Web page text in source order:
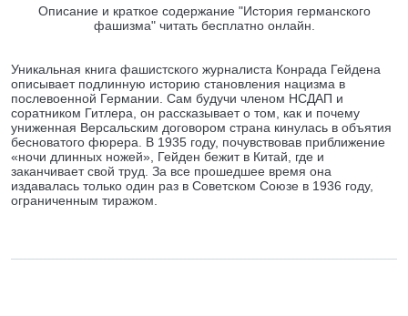
Описание и краткое содержание "История германского
фашизма" читать бесплатно онлайн.
Уникальная книга фашистского журналиста Конрада Гейдена
описывает подлинную историю становления нацизма в
послевоенной Германии. Сам будучи членом НСДАП и
соратником Гитлера, он рассказывает о том, как и почему
униженная Версальским договором страна кинулась в объятия
бесноватого фюрера. В 1935 году, почувствовав приближение
«ночи длинных ножей», Гейден бежит в Китай, где и
заканчивает свой труд. За все прошедшее время она
издавалась только один раз в Советском Союзе в 1936 году,
ограниченным тиражом.